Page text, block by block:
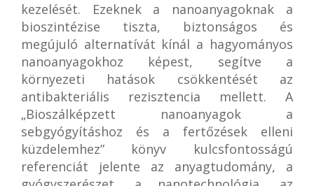
kezelését. Ezeknek a nanoanyagoknak a
bioszintézise tiszta, biztonságos és
megújuló alternatívát kínál a hagyományos
nanoanyagokhoz képest, segítve a
környezeti hatások csökkentését az
antibakteriális rezisztencia mellett. A
„Bioszálképzett nanoanyagok a
sebgyógyításhoz és a fertőzések elleni
küzdelemhez” könyv kulcsfontosságú
referenciát jelente az anyagtudomány, a